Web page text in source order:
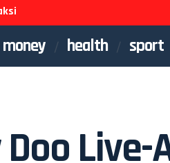
money health sport